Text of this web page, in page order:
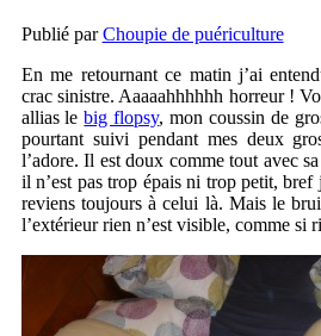
Publié parChoupie de puériculture
En me retournant ce matin j’ai
crac sinistre. Aaaaahhhhhh horreur !
allias lebig flopsy, mon coussin de
pourtant suivi pendant mes deux
l’adore. Il est doux comme tout avec
il n’est pas trop épais ni trop petit, bref
reviens toujours à celui là. Mais le
l’extérieur rien n’est visible, comme si